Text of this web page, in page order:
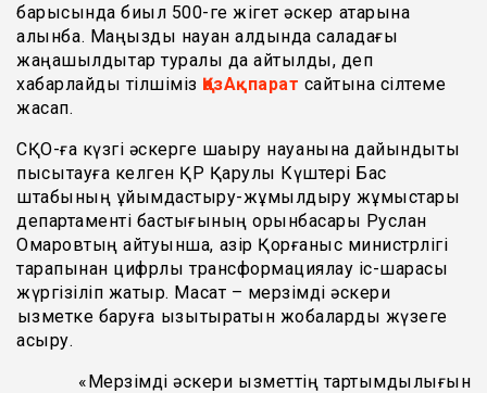
барысында биыл 500-ге жігет әскер қатарына
алынбақ. Маңызды науқан алдында саладағы
жаңашылдықтар туралы да айтылды, деп
хабарлайды тілшіміз ҚазАқпарат сайтына сілтеме
жасап.
СҚО-ға күзгі әскерге шақыру науқанына дайындықты
пысықтауға келген ҚР Қарулы Күштері Бас
штабының ұйымдастыру-жұмылдыру жұмыстары
департаменті бастығының орынбасары Руслан
Омаровтың айтуынша, қазір Қорғаныс министрлігі
тарапынан цифрлық трансформациялау іс-шарасы
жүргізіліп жатыр. Мақсат – мерзімді әскери
қызметке баруға қызықтыратын жобаларды жүзеге
асыру.
«Мерзімді әскери қызметтің тартымдылығын